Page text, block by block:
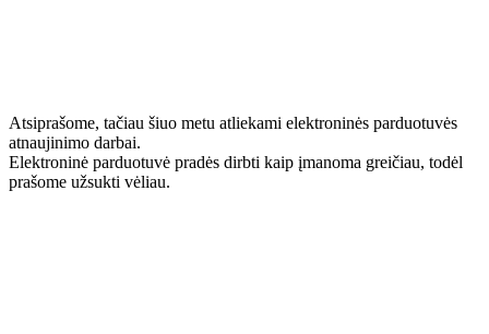
Atsiprašome, tačiau šiuo metu atliekami elektroninės parduotuvės
atnaujinimo darbai.
Elektroninė parduotuvė pradės dirbti kaip įmanoma greičiau, todėl
prašome užsukti vėliau.